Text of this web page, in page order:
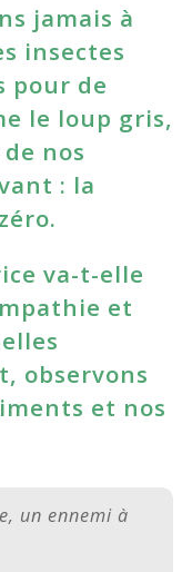
jamais à
insectes
pour de
le loup gris,
nos
: la
va-t-elle
et
observons
et nos
un ennemi à